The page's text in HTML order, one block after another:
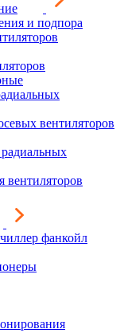
и подпора
вентиляторов
фанкойл